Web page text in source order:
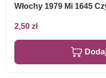
Włochy 1979 Mi 1645
2,50 zł